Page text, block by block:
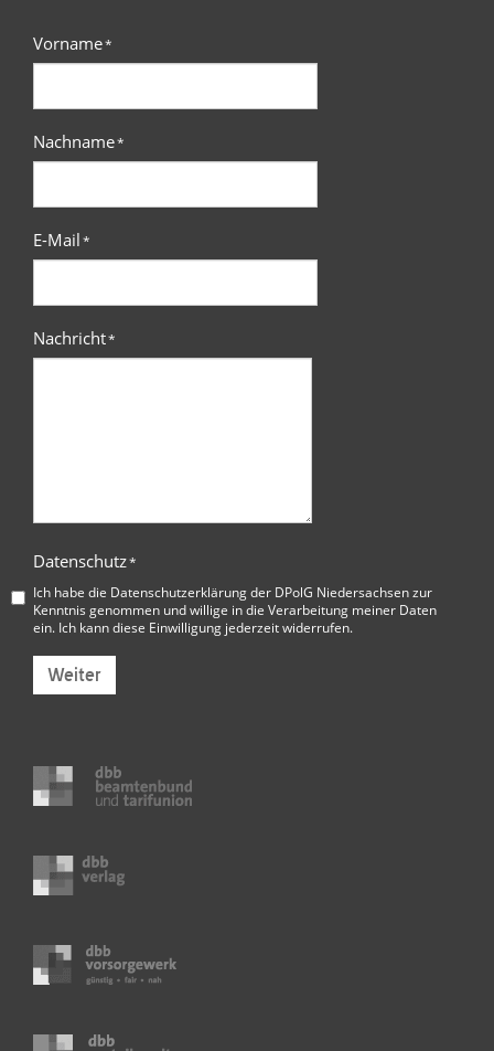
Vorname*
Nachname*
E-Mail*
Nachricht*
Datenschutz*
Ich habe die Datenschutzerklärung der DPolG Niedersachsenzur
Kenntnis genommen und willige in die Verarbeitung meiner Daten
ein. Ich kann diese Einwilligung jederzeit widerrufen.
Weiter